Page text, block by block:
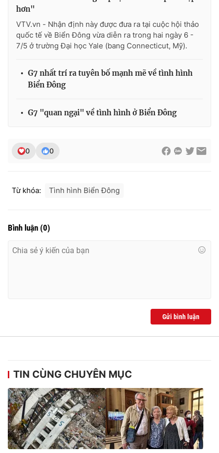
THỜI BÁO VTV
Giấy phép hoạt động báo in và báo điện tử số 483/GP-BTTTT
Phó Tổng Biên tập:Nguyễn Thị Mỹ Hạnh, Phạm Quốc Thắng,
Ðiện thoại Thời báo VTV:
Liên hệ quảng cáo:024-7300.7108
® Cấm sao chép dưới mọi hình thức nếu không có sự chấp
thuận bằng văn bản. Ghi rõ nguồn VTV.vn khi phát hành lại
thông tin từ website này.
hơn"
VTV.vn - Nhận định này được đưa ra tại cuộc hội thảo
quốc tế về Biển Đông vừa diễn ra trong hai ngày 6 -
7/5 ở trường Đại học Yale (bang Connecticut, Mỹ).
G7 nhất trí ra tuyên bố mạnh mẽ về tình hình
Biển Đông
G7 "quan ngại" về tình hình ở Biển Đông
0 0
Từ khóa: Tình hình Biển Đông
Bình luận (0)
Gửi bình luận
TIN CÙNG CHUYÊN MỤC